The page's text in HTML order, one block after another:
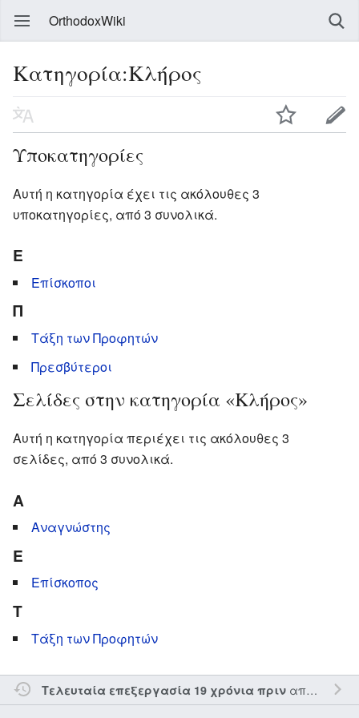
OrthodoxWiki
Κατηγορία:Κλήρος
Υποκατηγορίες
Αυτή η κατηγορία έχει τις ακόλουθες 3
υποκατηγορίες, από 3 συνολικά.
Ε
Επίσκοποι
Π
Τάξη των Προφητών
Πρεσβύτεροι
Σελίδες στην κατηγορία «Κλήρος»
Αυτή η κατηγορία περιέχει τις ακόλουθες 3
σελίδες, από 3 συνολικά.
Α
Αναγνώστης
Ε
Επίσκοπος
Τ
Τάξη των Προφητών
Τελευταία επεξεργασία 19 χρόνια πριναπό τον την